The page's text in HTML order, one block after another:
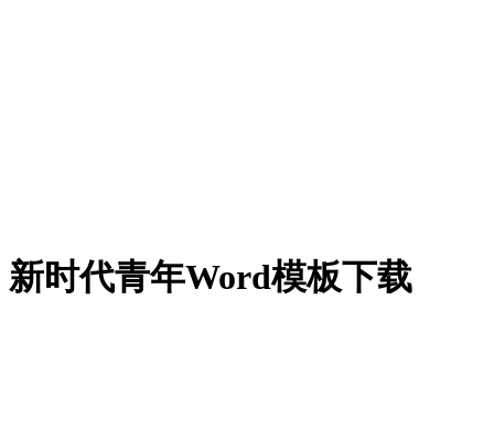
新时代青年Word模板下载